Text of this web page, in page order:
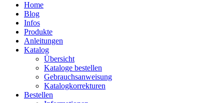
Home
Blog
Infos
Produkte
Anleitungen
Katalog
Übersicht
Kataloge bestellen
Gebrauchsanweisung
Katalogkorrekturen
Bestellen